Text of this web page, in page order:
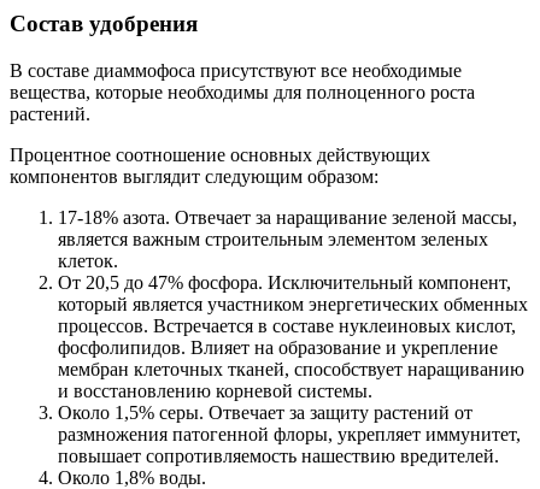
Состав удобрения
В составе диаммофоса присутствуют все необходимые
вещества, которые необходимы для полноценного роста
растений.
Процентное соотношение основных действующих
компонентов выглядит следующим образом:
17-18% азота. Отвечает за наращивание зеленой массы,
является важным строительным элементом зеленых
клеток.
От 20,5 до 47% фосфора. Исключительный компонент,
который является участником энергетических обменных
процессов. Встречается в составе нуклеиновых кислот,
фосфолипидов. Влияет на образование и укрепление
мембран клеточных тканей, способствует наращиванию
и восстановлению корневой системы.
Около 1,5% серы. Отвечает за защиту растений от
размножения патогенной флоры, укрепляет иммунитет,
повышает сопротивляемость нашествию вредителей.
Около 1,8% воды.